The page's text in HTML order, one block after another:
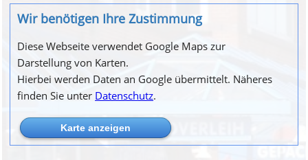
Wir benötigen Ihre Zustimmung
Diese Webseite verwendet Google Maps zur
Darstellung von Karten.
Hierbei werden Daten an Google übermittelt. Näheres
finden Sie unter Datenschutz.